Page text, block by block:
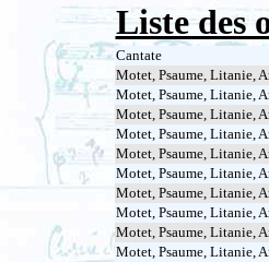
Liste des
Cantate
Motet, Psaume, Litanie,
Motet, Psaume, Litanie,
Motet, Psaume, Litanie,
Motet, Psaume, Litanie,
Motet, Psaume, Litanie,
Motet, Psaume, Litanie,
Motet, Psaume, Litanie,
Motet, Psaume, Litanie,
Motet, Psaume, Litanie,
Motet, Psaume, Litanie,